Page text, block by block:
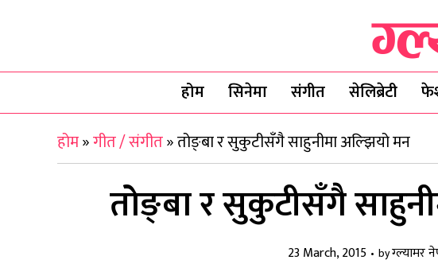
होम सिनेमा संगीत सेलिब्रेटी
होम»गीत / संगीत»तोङ्बा र सुकुटीसँगै साहुनीमा अल्झियो मन
तोङ्बा र सुकुटीसँगै
23 March, 2015 byग्ल्यामर